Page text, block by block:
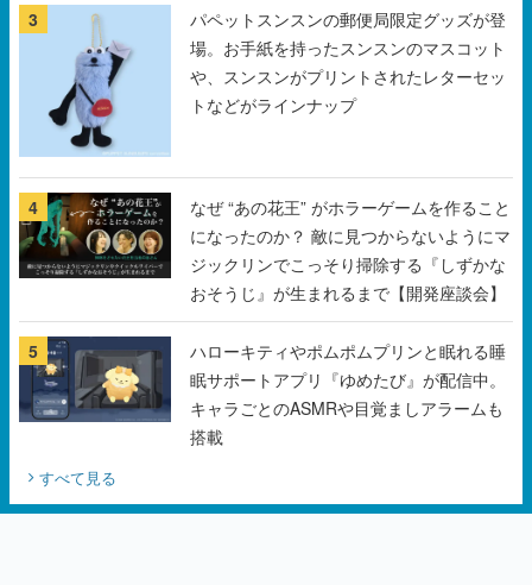
3
パペットスンスンの郵便局限定グッズが登
場。お手紙を持ったスンスンのマスコット
や、スンスンがプリントされたレターセッ
トなどがラインナップ
4
なぜ “あの花王” がホラーゲームを作ること
になったのか？ 敵に見つからないようにマ
ジックリンでこっそり掃除する『しずかな
おそうじ』が生まれるまで【開発座談会】
5
ハローキティやポムポムプリンと眠れる睡
眠サポートアプリ『ゆめたび』が配信中。
キャラごとのASMRや目覚ましアラームも
搭載
すべて見る